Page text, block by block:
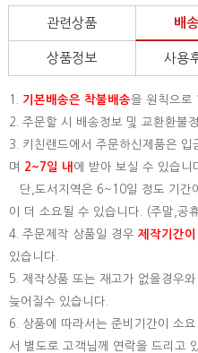
관련상품 배
상품정보 사용
1. 기본배송은 착불배송을 원칙으로
2. 주문할 시 배송정보 및 교환환불
3. 키친랜드에서 주문하신제품은 입
며
2~7일 내 에 받아 보실 수 있습니
단,도서지역은 6~10일 정도 기간
이 더 소요될 수 있습니다. (주말,공
4. 주문제작 상품일 경우 제작기간이
있습니다.
5. 제작상품 또는 재고가 없을경우
늦어질수 있습니다.
6. 상품에 따라서는 준비기간이 소
서 별도로 고객님께 연락을 드리고